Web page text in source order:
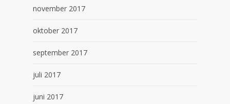
november 2017
oktober 2017
september 2017
juli 2017
juni 2017